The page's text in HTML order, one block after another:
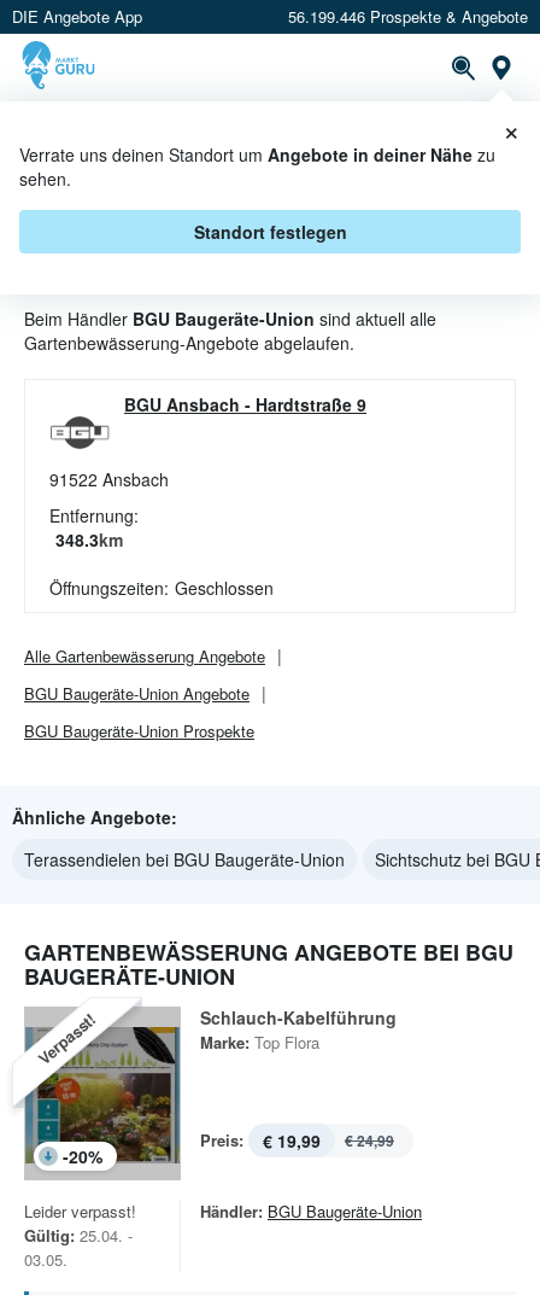
DIE Angebote App 56.199.446 Prospekte & Angebote
Verrate uns deinen Standort um Angebote in deiner Nähe zu
sehen.
Standort festlegen
×
GARTENBEWÄSSERUNG
ANGEBOTE & AKTIONEN BEI BGU
BAUGERÄTE-UNION
Beim Händler BGU Baugeräte-Union sind aktuell alle
Gartenbewässerung-Angebote abgelaufen.
BGU Ansbach - Hardtstraße 9
91522 Ansbach
Entfernung:
348.3km
Öffnungszeiten: Geschlossen
Alle Gartenbewässerung Angebote
BGU Baugeräte-Union Angebote
BGU Baugeräte-Union Prospekte
Ähnliche Angebote:
Terassendielen bei BGU Baugeräte-Union
Sichtschutz bei BGU
GARTENBEWÄSSERUNG ANGEBOTE BEI BGU
BAUGERÄTE-UNION
Verpasst!
-20%
Schlauch-Kabelführung
Marke: Top Flora
Preis: € 19,99 € 24,99
Leider verpasst!
Gültig: 25.04. -
03.05.
Händler: BGU Baugeräte-Union